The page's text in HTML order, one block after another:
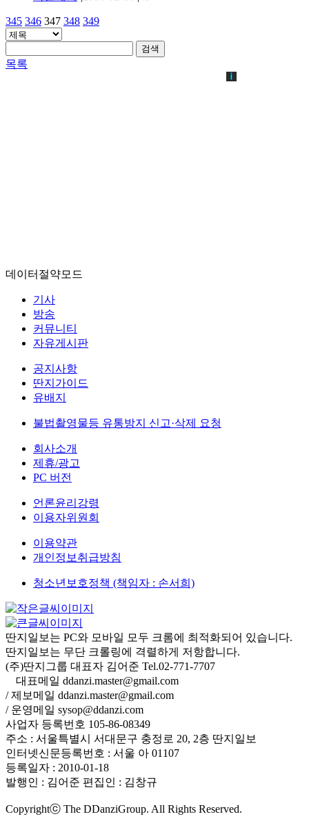
345 346 347 348 349
검색
목록
데이터절약모드
기사
방송
커뮤니티
자유게시판
공지사항
딴지가이드
유배지
불법촬영물등 유통방지 신고·삭제 요청
회사소개
제휴/광고
PC 버전
언론윤리강령
이용자위원회
이용약관
개인정보취급방침
청소년보호정책 (책임자 : 손서희)
딴지일보는 PC와 모바일 모두 크롬에 최적화되어 있습니다.
딴지일보는 무단 크롤링에 격렬하게 저항합니다.
(주)딴지그룹 대표자 김어준 Tel.02-771-7707
대표메일 ddanzi.master@gmail.com
/ 제보메일 ddanzi.master@gmail.com
/ 운영메일 sysop@ddanzi.com
사업자 등록번호 105-86-08349
주소 : 서울특별시 서대문구 충정로 20, 2층 딴지일보
인터넷신문등록번호 : 서울 아 01107
등록일자 : 2010-01-18
발행인 : 김어준 편집인 : 김창규
Copyrightⓒ The DDanziGroup. All Rights Reserved.